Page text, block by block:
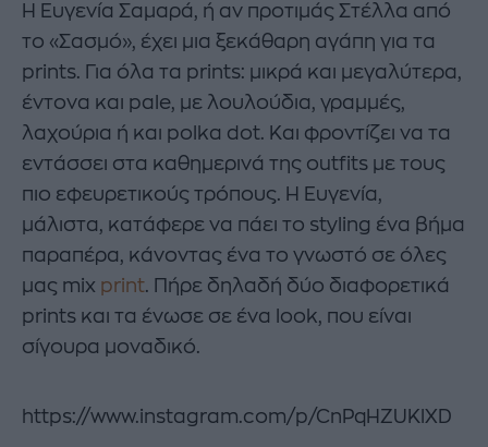
Η Ευγενία Σαμαρά, ή αν προτιμάς Στέλλα από
το «Σασμό», έχει μια ξεκάθαρη αγάπη για τα
prints. Για όλα τα prints: μικρά και μεγαλύτερα,
έντονα και pale, με λουλούδια, γραμμές,
λαχούρια ή και polka dot. Και φροντίζει να τα
εντάσσει στα καθημερινά της outfits με τους
πιο εφευρετικούς τρόπους. Η Ευγενία,
μάλιστα, κατάφερε να πάει το styling ένα βήμα
παραπέρα, κάνοντας ένα το γνωστό σε όλες
μας mix print. Πήρε δηλαδή δύο διαφορετικά
prints και τα ένωσε σε ένα look, που είναι
σίγουρα μοναδικό.
https://www.instagram.com/p/CnPqHZUKlXD